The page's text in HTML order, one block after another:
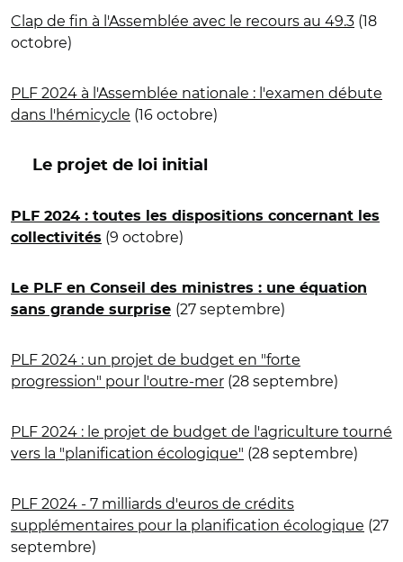
Clap de fin à l'Assemblée avec le recours au 49.3 (18
octobre)
PLF 2024 à l'Assemblée nationale : l'examen débute
dans l'hémicycle (16 octobre)
Le projet de loi initial
PLF 2024 : toutes les dispositions concernant les
collectivités (9 octobre)
Le PLF en Conseil des ministres : une équation
sans grande surprise (27 septembre)
PLF 2024 : un projet de budget en "forte
progression" pour l'outre-mer (28 septembre)
PLF 2024 : le projet de budget de l'agriculture tourné
vers la "planification écologique" (28 septembre)
PLF 2024 - 7 milliards d'euros de crédits
supplémentaires pour la planification écologique (27
septembre)